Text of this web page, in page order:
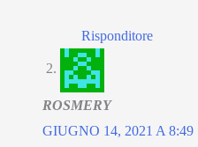
Risponditore
ROSMERY
GIUGNO 14, 2021 A 8:49